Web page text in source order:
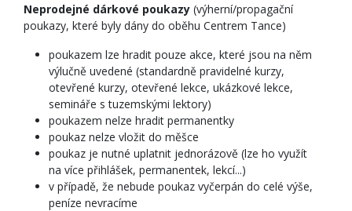
Neprodejné dárkové poukazy (výherní/propagační
poukazy, které byly dány do oběhu Centrem Tance)
poukazem lze hradit pouze akce, které jsou na něm
výlučně uvedené (standardně pravidelné kurzy,
otevřené kurzy, otevřené lekce, ukázkové lekce,
semináře s tuzemskými lektory)
poukazem nelze hradit permanentky
poukaz nelze vložit do měšce
poukaz je nutné uplatnit jednorázově (lze ho využít
na více přihlášek, permanentek, lekcí...)
v případě, že nebude poukaz vyčerpán do celé výše,
peníze nevracíme